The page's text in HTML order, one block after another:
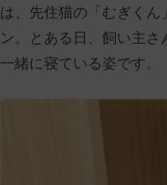
は、先住猫の「むぎく
ン。とある日、飼い主
一緒に寝ている姿です。